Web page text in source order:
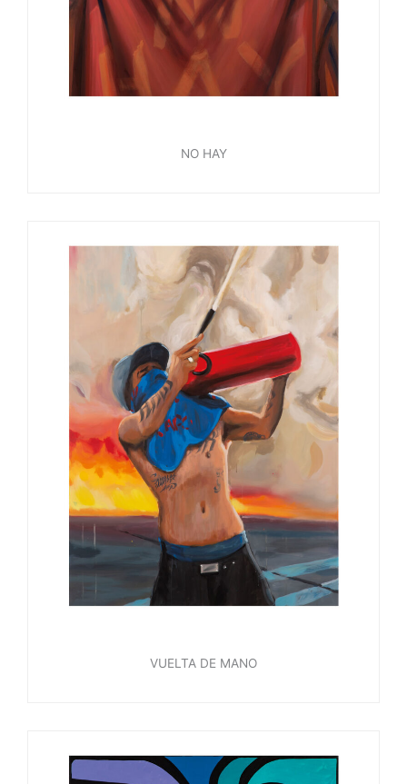
NO HAY
VUELTA DE MANO